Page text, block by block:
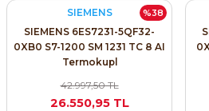
Yol Vericiler
%38
SIEMENS
SIEMENS 6ES7231-5QF32-
0XB0 S7-1200 SM 1231 TC 8 AI
Termokupl
42.997,50 TL
26.550,95 TL